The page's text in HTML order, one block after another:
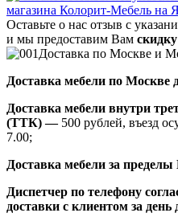
Оставьте о нас отзыв с
и мы предоставим Вам
Доставка по Москве и
Доставка мебели по Москве
Доставка мебели внутри
(ТТК) —500 рублей, въезд
7.00;
Доставка мебели за
Диспетчер по телефону
доставки с клиентом за день